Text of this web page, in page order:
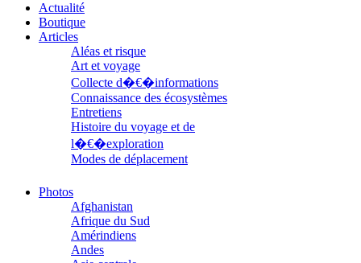
Janichon Gérard
Kerouedan Annie
Klein Julie
Klotz Lætitia
Klvana Ilya
Kotry Jérôme
La Brosse Gaële de
Labouche Didier
Lacarrière Jacques
Lacrampe Corine
Lagny Laurence
Laheurte Marielle
Lanni Dominique
Lanouguère-Bruneau Virginie
Lantz François
Lautier-Gaud Jean
Le Maître Anne
Actualité
Boutique
Articles
Aléas et risque
Art et voyage
Collecte d�€�informations
Connaissance des écosystèmes
Entretiens
Histoire du voyage et de
l�€�exploration
Modes de déplacement
Parcours choisis
Patrimoine
Petite ethnographie
Portraits
Questions de survie
Réflexions
Photos
Afghanistan
Afrique du Sud
Amérindiens
Andes